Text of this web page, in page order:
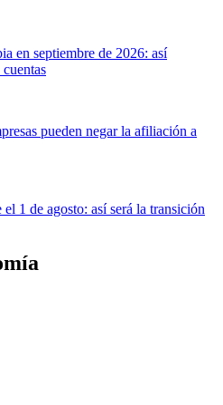
en septiembre de 2026: así
pueden negar la afiliación a
1 de agosto: así será la transición